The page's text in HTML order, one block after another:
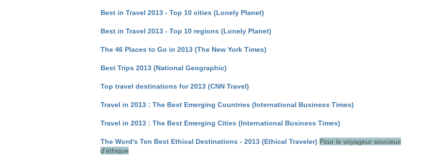
Best in Travel 2013 - Top 10 cities (Lonely Planet)
Best in Travel 2013 - Top 10 regions (Lonely Planet)
The 46 Places to Go in 2013 (The New York Times)
Best Trips 2013 (National Geographic)
Top travel destinations for 2013 (CNN Travel)
Travel in 2013 : The Best Emerging Countries (International Business Times)
Travel in 2013 : The Best Emerging Cities (International Business Times)
The Word's Ten Best Ethical Destinations - 2013 (Ethical Traveler) Pour le voyageur soucieux
d'éthique